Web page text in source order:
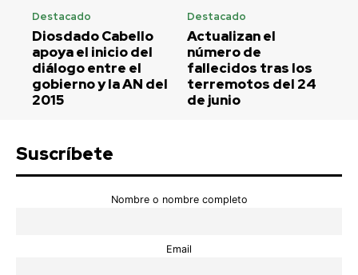
Destacado
Diosdado Cabello
apoya el inicio del
diálogo entre el
gobierno y la AN del
2015
Destacado
Actualizan el
número de
fallecidos tras los
terremotos del 24
de junio
Suscríbete
Nombre o nombre completo
Email